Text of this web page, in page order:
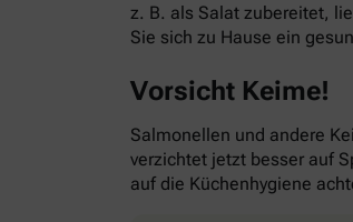
z. B. als Salat zubereitet,
Sie sich zu Hause ein
Vorsicht Keime!
Salmonellen und andere
verzichtet jetzt besser auf
auf die Küchenhygiene